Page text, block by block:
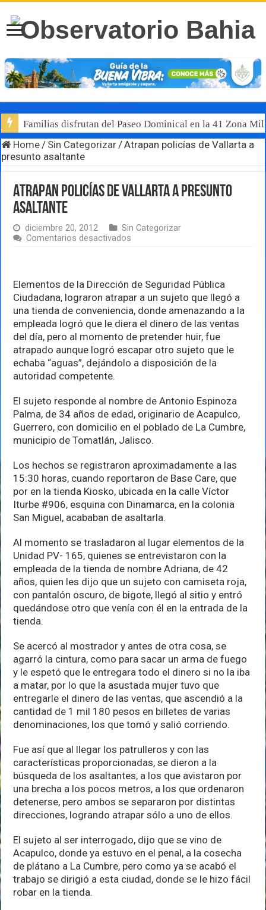
Familias disfrutan del Paseo Dominical en la 41 Zona
Home / Sin Categorizar /Atrapan policías de Vallarta a
presunto asaltante
Atrapan policías de Vallarta a presunto
asaltante
diciembre 20, 2012
Sin Categorizar
Comentarios desactivados
a
presunto
asaltante
Elementos de la Dirección de Seguridad Pública
Ciudadana, lograron atrapar a un sujeto que llegó a
una tienda de conveniencia, donde amenazando a la
empleada logró que le diera el dinero de las ventas
del día, pero al momento de pretender huir, fue
atrapado aunque logró escapar otro sujeto que le
echaba “aguas”, dejándolo a disposición de la
autoridad competente.
El sujeto responde al nombre de Antonio Espinoza
Palma, de 34 años de edad, originario de Acapulco,
Guerrero, con domicilio en el poblado de La Cumbre,
municipio de Tomatlán, Jalisco.
Los hechos se registraron aproximadamente a las
15:30 horas, cuando reportaron de Base Care, que
por en la tienda Kiosko, ubicada en la calle Víctor
Iturbe #906, esquina con Dinamarca, en la colonia
San Miguel, acababan de asaltarla.
Al momento se trasladaron al lugar elementos de la
Unidad PV- 165, quienes se entrevistaron con la
empleada de la tienda de nombre Adriana, de 42
años, quien les dijo que un sujeto con camiseta roja,
con pantalón oscuro, de bigote, llegó al sitio y entró
quedándose otro que venía con él en la entrada de la
tienda.
Se acercó al mostrador y antes de otra cosa, se
agarró la cintura, como para sacar un arma de fuego
y le espetó que le entregara todo el dinero si no la iba
a matar, por lo que la asustada mujer tuvo que
entregarle el dinero de las ventas, que ascendió a la
cantidad de 1 mil 180 pesos en billetes de varias
denominaciones, los que tomó y salió corriendo.
Fue así que al llegar los patrulleros y con las
características proporcionadas, se dieron a la
búsqueda de los asaltantes, a los que avistaron por
una brecha a los pocos metros, a los que ordenaron
detenerse, pero ambos se separaron por distintas
direcciones, logrando atrapar sólo a uno de ellos.
El sujeto al ser interrogado, dijo que se vino de
Acapulco, donde ya estuvo en el penal, a la cosecha
de plátano a La Cumbre, pero como ya se acabó el
trabajo se dirigió a esta ciudad, donde se le hizo fácil
robar en la tienda.